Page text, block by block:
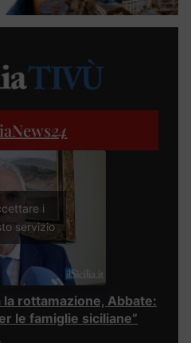
24
i
servizio
la rottamazione, Abbate:
le famiglie siciliane”